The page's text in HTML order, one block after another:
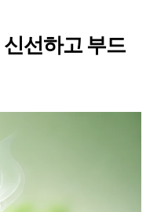
선하고 부드